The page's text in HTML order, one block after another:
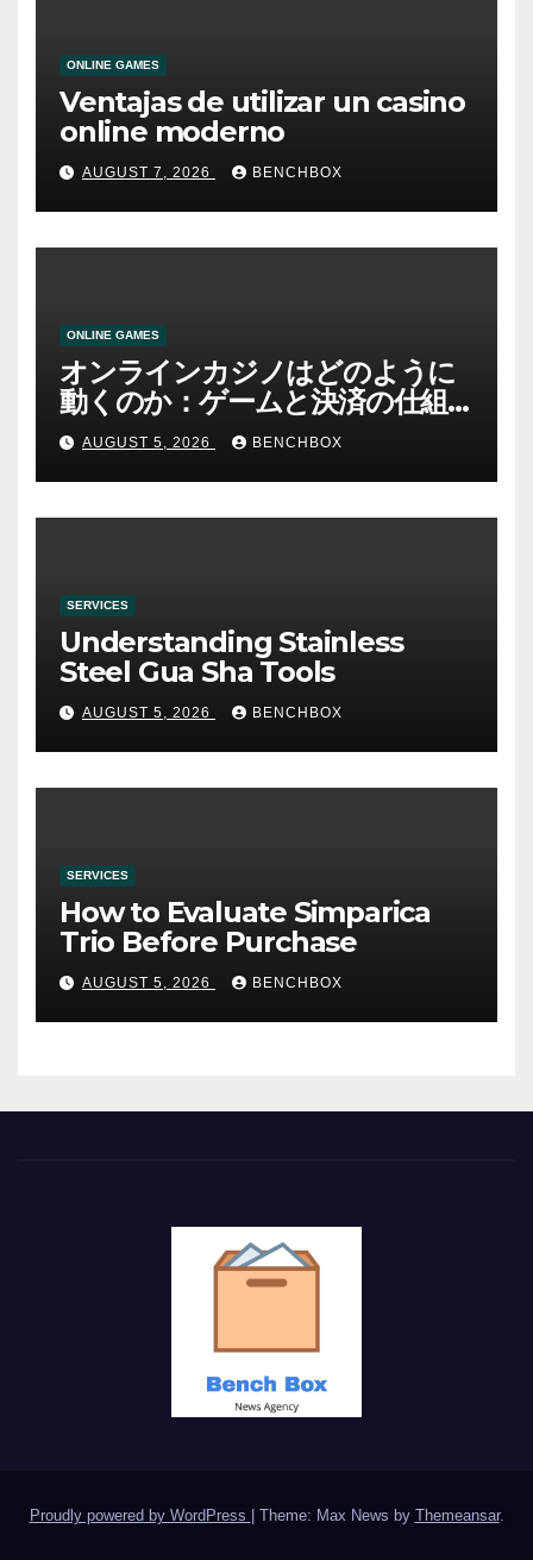
ONLINE GAMES
Ventajas de utilizar un casino
online moderno
AUGUST 7, 2026 BENCHBOX
ONLINE GAMES
オンラインカジノはどのように
動くのか：ゲームと決済の仕組
みAUGUST 5, 2026 BENCHBOX
SERVICES
Understanding Stainless
Steel Gua Sha Tools
AUGUST 5, 2026 BENCHBOX
SERVICES
How to Evaluate Simparica
Trio Before Purchase
AUGUST 5, 2026 BENCHBOX
Proudly powered by WordPress Theme: Max News by Themeansar.